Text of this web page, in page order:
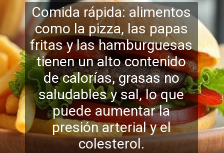
Comida rápida: alimentos
como la pizza, las papas
fritas y las hamburguesas
tienen un alto contenido
de calorías, grasas no
saludables y sal, lo que
puede aumentar la
presión arterial y el
colesterol.